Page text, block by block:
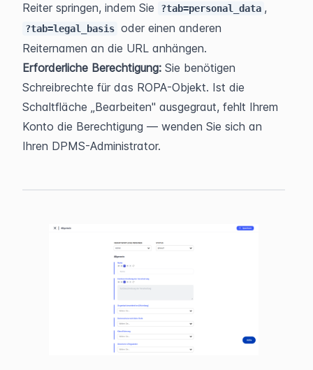
Reiter springen, indem Sie
?tab=personal_data
?tab=legal_basis oder einen anderen
Reiternamen an die URL anhängen.
Erforderliche Berechtigung: Sie benötigen
Schreibrechte für das ROPA-Objekt. Ist die
Schaltfläche „Bearbeiten" ausgegraut, fehlt Ihrem
Konto die Berechtigung — wenden Sie sich an
Ihren DPMS-Administrator.